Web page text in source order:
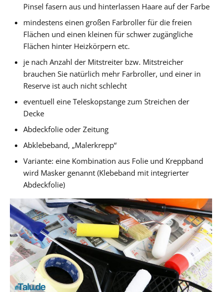
Pinsel fasern aus und hinterlassen Haare auf der Farbe
mindestens einen großen Farbroller für die freien
Flächen und einen kleinen für schwer zugängliche
Flächen hinter Heizkörpern etc.
je nach Anzahl der Mitstreiter bzw. Mitstreicher
brauchen Sie natürlich mehr Farbroller, und einer in
Reserve ist auch nicht schlecht
eventuell eine Teleskopstange zum Streichen der
Decke
Abdeckfolie oder Zeitung
Abklebeband, „Malerkrepp“
Variante: eine Kombination aus Folie und Kreppband
wird Masker genannt (Klebeband mit integrierter
Abdeckfolie)